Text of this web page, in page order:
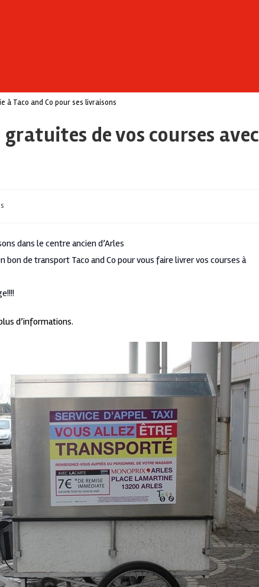
à Taco and Co pour ses livraisons
de vos courses avec
dans le centre ancien d’Arles
de transport Taco and Co pour vous faire livrer vos courses à
d’informations.